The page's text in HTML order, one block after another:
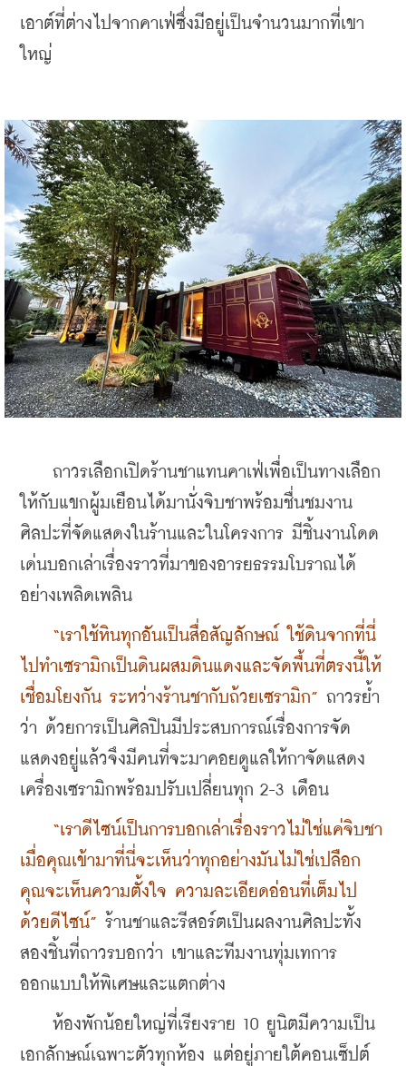
เอาต์ที่ต่างไปจากคาเฟ่ซึ่งมีอยู่เป็นจำนวนมากที่เขา
ใหญ่
ถาวรเลือกเปิดร้านชาแทนคาเฟ่เพื่อเป็นทางเลือก
ให้กับแขกผู้มเยือนได้มานั่งจิบชาพร้อมชื่นชมงาน
ศิลปะที่จัดแสดงในร้านและในโครงการ มีชิ้นงานโดด
เด่นบอกเล่าเรื่องราวที่มาของอารยธรรมโบราณได้
อย่างเพลิดเพลิน
“เราใช้หินทุกอันเป็นสื่อสัญลักษณ์ ใช้ดินจากที่นี่
ไปทำเซรามิกเป็นดินผสมดินแดงและจัดพื้นที่ตรงนี้ให้
เชื่อมโยงกัน ระหว่างร้านชากับถ้วยเซรามิก” ถาวรย้ำ
ว่า ด้วยการเป็นศิลปินมีประสบการณ์เรื่องการจัด
แสดงอยู่แล้วจึงมีคนที่จะมาคอยดูแลให้กาจัดแสดง
เครื่องเซรามิกพร้อมปรับเปลี่ยนทุก 2-3 เดือน
“เราดีไซน์เป็นการบอกเล่าเรื่องราวไม่ใช่แค่จิบชา
เมื่อคุณเข้ามาที่นี่จะเห็นว่าทุกอย่างมันไม่ใช่เปลือก
คุณจะเห็นความตั้งใจ ความละเอียดอ่อนที่เต็มไป
ด้วยดีไซน์” ร้านชาและรีสอร์ตเป็นผลงานศิลปะทั้ง
สองชิ้นที่ถาวรบอกว่า เขาและทีมงานทุ่มเทการ
ออกแบบให้พิเศษและแตกต่าง
ห้องพักน้อยใหญ่ที่เรียงราย 10 ยูนิตมีความเป็น
เอกลักษณ์เฉพาะตัวทุกห้อง แต่อยู่ภายใต้คอนเซ็ปต์